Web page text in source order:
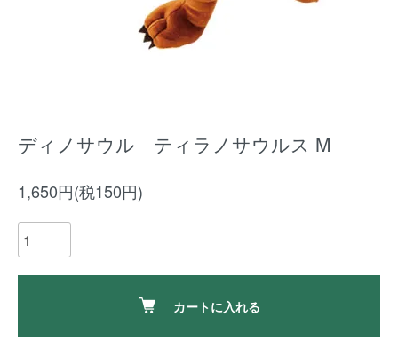
ディノサウル ティラノサウルス M
1,650円(税150円)
カートに入れる